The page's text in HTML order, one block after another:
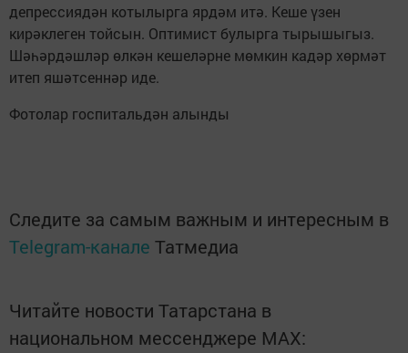
депрессиядән котылырга ярдәм итә. Кеше үзен
кирәклеген тойсын. Оптимист булырга тырышыгыз.
Шәһәрдәшләр өлкән кешеләрне мөмкин кадәр хөрмәт
итеп яшәтсеннәр иде.
Фотолар госпитальдән алынды
Следите за самым важным и интересным в
Telegram-канале Татмедиа
Читайте новости Татарстана в
национальном мессенджере MАХ: